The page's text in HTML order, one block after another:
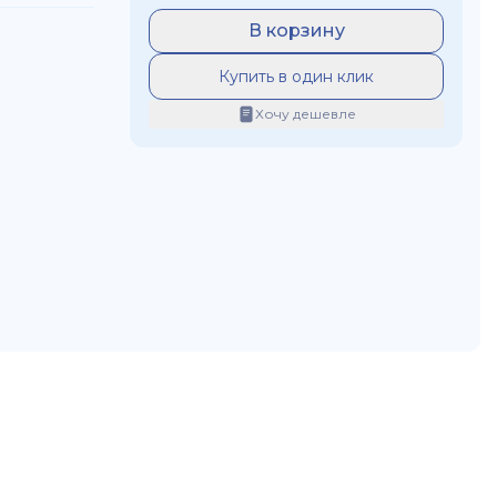
В корзину
Купить в один клик
Хочу дешевле